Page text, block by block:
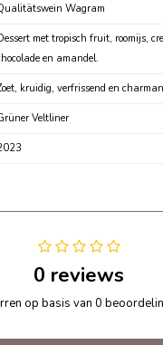
Wagram
met tropisch fruit, roomijs,
en amandel.
kruidig, verfrissend en
Veltliner
0 reviews
op basis van 0